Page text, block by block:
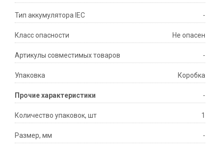
Тип аккумулятора IEC -
Класс опасности Не опасен
Артикулы совместимых товаров -
Упаковка Коробка
Прочие характеристики -
Количество упаковок, шт 1
Размер, мм -